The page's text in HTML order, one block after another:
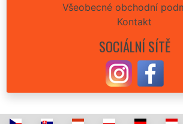
Všeobecné obchodní
Kontakt
SOCIÁLNÍ SÍTĚ